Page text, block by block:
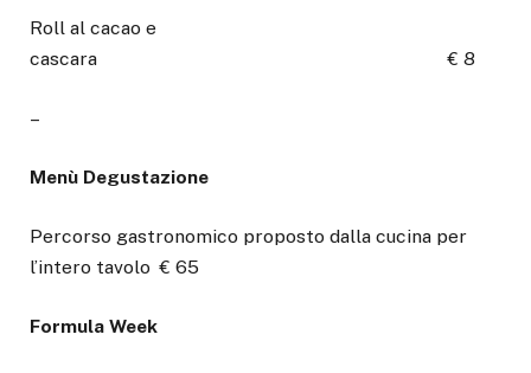
Roll al cacao e
cascara € 8
–
Menù Degustazione
Percorso gastronomico proposto dalla cucina per
l’intero tavolo € 65
Formula Week